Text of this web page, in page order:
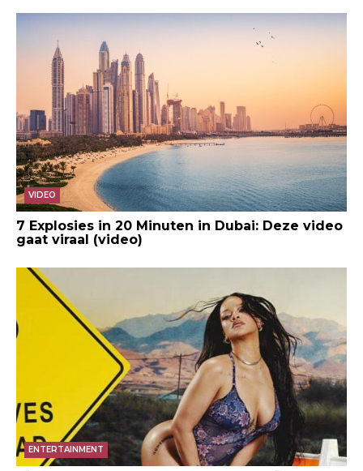
VIDEO
7 Explosies in 20 Minuten in Dubai: Deze video
gaat viraal (video)
ENTERTAINMENT